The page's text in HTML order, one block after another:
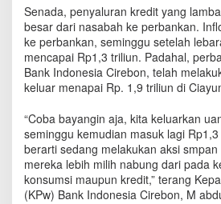
a
r
a
n
,
P
y
a
l
u
r
a
Senada, penyaluran kredit yang
besar dari nasabah ke perbankan.
ke perbankan, seminggu setelah
mencapai Rp1,3 triliun. Padahal,
Bank Indonesia Cirebon, telah
keluar menapai Rp. 1,9 triliun di
“Coba bayangin aja, kita keluarkan
seminggu kemudian masuk lagi
berarti sedang melakukan aksi
mereka lebih milih nabung dari pada
konsumsi maupun kredit,” terang
(KPw) Bank Indonesia Cirebon, M